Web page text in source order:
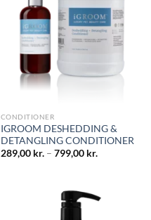
CONDITIONER
IGROOM DESHEDDING &
DETANGLING CONDITIONER
289,00 kr.– 799,00 kr.